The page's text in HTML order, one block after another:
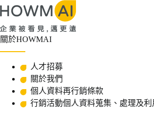
關於HOWMAI
人才招募
關於我們
個人資料再行銷條款
行銷活動個人資料蒐集、處理及利